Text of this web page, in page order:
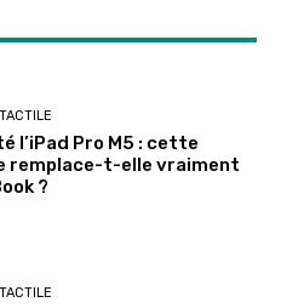
l’iPad Pro M5 : cette
remplace-t-elle vraiment
?